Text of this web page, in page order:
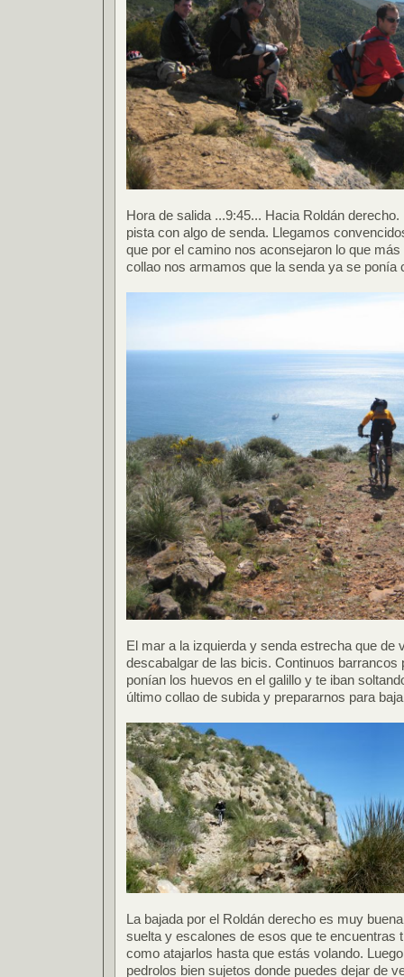
Hora de salida ...9:45... Hacia Roldán
pista con algo de senda. Llegamos
que por el camino nos aconsejaron lo que
collao nos armamos que la senda ya se ponía
El mar a la izquierda y senda estrecha que de
descabalgar de las bicis. Continuos barrancos
ponían los huevos en el galillo y te iban
último collao de subida y prepararnos para
La bajada por el Roldán derecho es muy
suelta y escalones de esos que te encuentras
como atajarlos hasta que estás volando.
pedrolos bien sujetos donde puedes dejar de